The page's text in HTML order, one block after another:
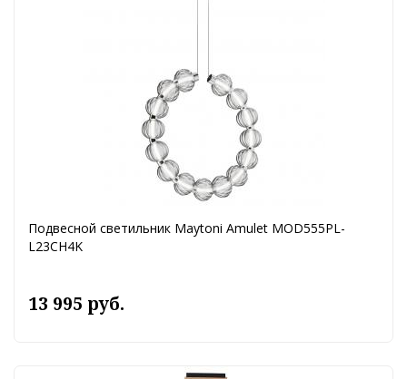
Подвесной светильник Maytoni Amulet MOD555PL-
L23CH4K
13 995 руб.